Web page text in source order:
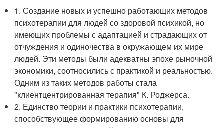
1. Создание новых и успешно работающих методов
психотерапии для людей со здоровой психикой, но
имеющих проблемы с адаптацией и страдающих от
отчуждения и одиночества в окружающем их мире
людей. Эти методы были адекватны эпохе рыночной
экономики, соотносились с практикой и реальностью.
Одним из таких методов работы стала
"клиентцентрированная терапия" К. Роджерса.
2. Единство теории и практики психотерапии,
способствующее формированию основы для